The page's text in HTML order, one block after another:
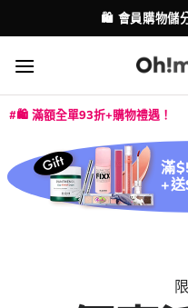
to
content
💳 支援消費券、FPS
🛍️ 滿額全單93折+購物禮遇！
滿
+